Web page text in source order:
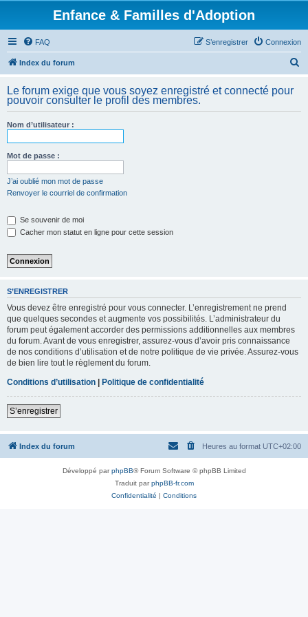
Enfance & Familles d'Adoption
FAQ Connexion
S’enregistrer
Index du forum
h
Le forum exige que vous soyez enregistré et connecté pour
pouvoir consulter le profil des membres.
Nom d’utilisateur :
Mot de passe :
J’ai oublié mon mot de passe
Renvoyer le courriel de confirmation
Se souvenir de moi
Cacher mon statut en ligne pour cette session
S’ENREGISTRER
Vous devez être enregistré pour vous connecter. L’enregistrement ne prend
que quelques secondes et augmente vos possibilités. L’administrateur du
forum peut également accorder des permissions additionnelles aux membres
du forum. Avant de vous enregistrer, assurez-vous d’avoir pris connaissance
de nos conditions d’utilisation et de notre politique de vie privée. Assurez-vous
de bien lire tout le règlement du forum.
Conditions d’utilisation | Politique de confidentialité
S’enregistrer
Index du forum Heures au format UTC+02:00
Développé parphpBB® Forum Software © phpBB Limited
Traduit parphpBB-fr.com
Confidentialité | Conditions